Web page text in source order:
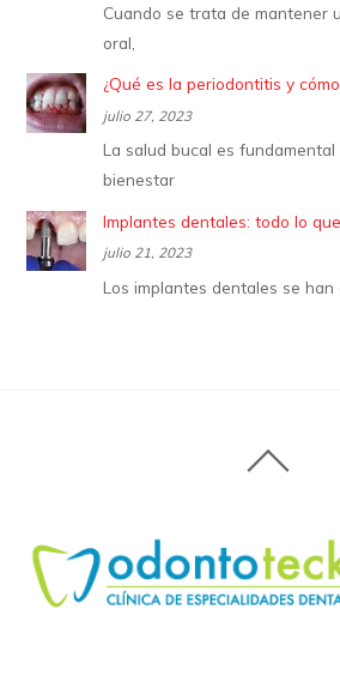
Cuando se trata de mantener
oral,
¿Qué es la periodontitis y
julio 27, 2023
La salud bucal es
bienestar
Implantes dentales: todo lo
julio 21, 2023
Los implantes dentales se